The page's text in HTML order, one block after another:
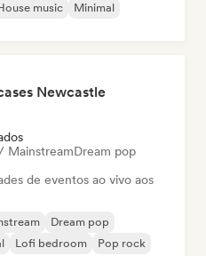
music Minimal
Newcastle
MainstreamDream pop
de eventos ao vivo aos
Dream pop
Lofi bedroom
Pop rock